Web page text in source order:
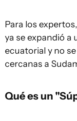
Para los
ya se expandió a
ecuatorial y no
cercanas a
Qué es un